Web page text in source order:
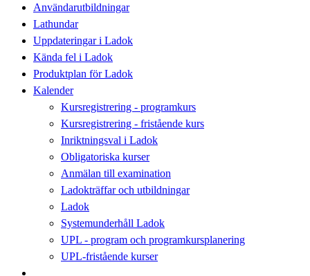
Användarutbildningar
Lathundar
Uppdateringar i Ladok
Kända fel i Ladok
Produktplan för Ladok
Kalender
Kursregistrering - programkurs
Kursregistrering - fristående kurs
Inriktningsval i Ladok
Obligatoriska kurser
Anmälan till examination
Ladokträffar och utbildningar
Ladok
Systemunderhåll Ladok
UPL - program och programkursplanering
UPL-fristående kurser